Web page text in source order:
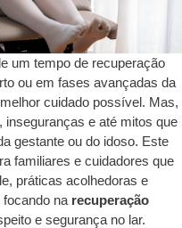
um tempo de recuperação
ou em fases avançadas da
cuidado possível. Mas,
inseguranças e até mitos que
gestante ou do idoso. Este
familiares e cuidadores que
práticas acolhedoras e
na recuperação
e segurança no lar.